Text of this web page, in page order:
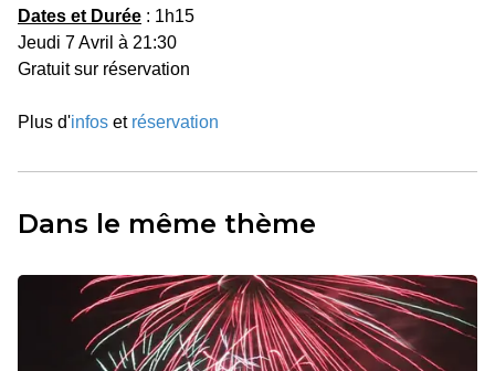
Dates et Durée : 1h15
Jeudi 7 Avril à 21:30
Gratuit sur réservation
Plus d'infos et réservation
Dans le même thème